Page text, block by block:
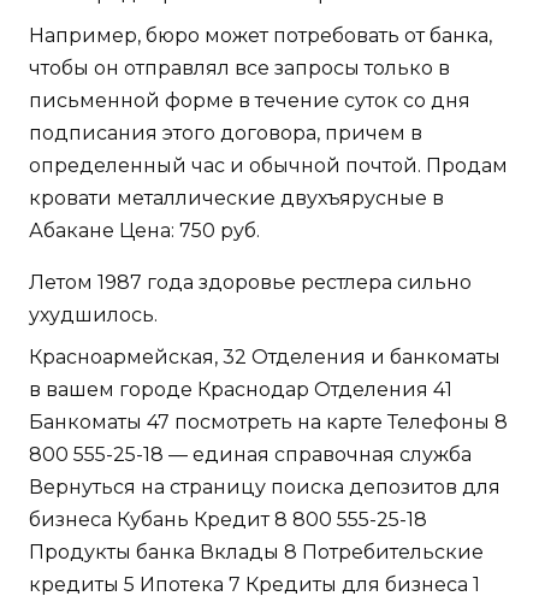
Например, бюро может потребовать от банка,
чтобы он отправлял все запросы только в
письменной форме в течение суток со дня
подписания этого договора, причем в
определенный час и обычной почтой. Продам
кровати металлические двухъярусные в
Абакане Цена: 750 руб.
Летом 1987 года здоровье рестлера сильно
ухудшилось.
Красноармейская, 32 Отделения и банкоматы
в вашем городе Краснодар Отделения 41
Банкоматы 47 посмотреть на карте Телефоны 8
800 555-25-18 — единая справочная служба
Вернуться на страницу поиска депозитов для
бизнеса Кубань Кредит 8 800 555-25-18
Продукты банка Вклады 8 Потребительские
кредиты 5 Ипотека 7 Кредиты для бизнеса 1